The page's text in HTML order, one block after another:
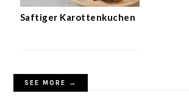
Saftiger Karottenkuchen
SEE MORE →